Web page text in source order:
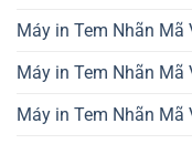
Máy in Tem Nhãn Mã
Máy in Tem Nhãn
Máy in Tem Nhãn